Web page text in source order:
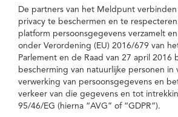
De partners van het Meldpunt
privacy te beschermen en te
platform persoonsgegevens verzamelt
onder Verordening (EU) 2016/679 van
Parlement en de Raad van 27 april 2016
bescherming van natuurlijke personen in
verwerking van persoonsgegevens en
verkeer van die gegevens en tot
95/46/EG (hierna “AVG” of “GDPR”).